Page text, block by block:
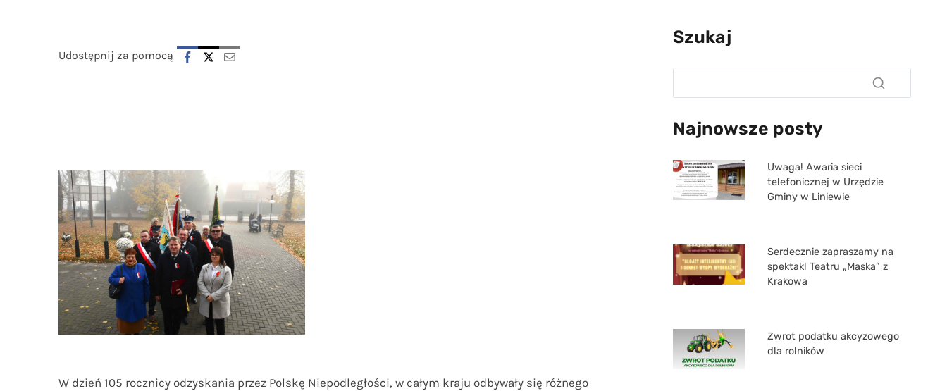
Udostępnij za pomocą
W dzień 105 rocznicy odzyskania przez Polskę Niepodległości, w całym kraju odbywały się różnego
Szukaj
Najnowsze posty
Uwaga! Awaria sieci
telefonicznej w Urzędzie
Gminy w Liniewie
Serdecznie zapraszamy na
spektakl Teatru „Maska” z
Krakowa
Zwrot podatku akcyzowego
dla rolników